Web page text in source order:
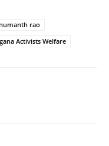
rao
Activists Welfare